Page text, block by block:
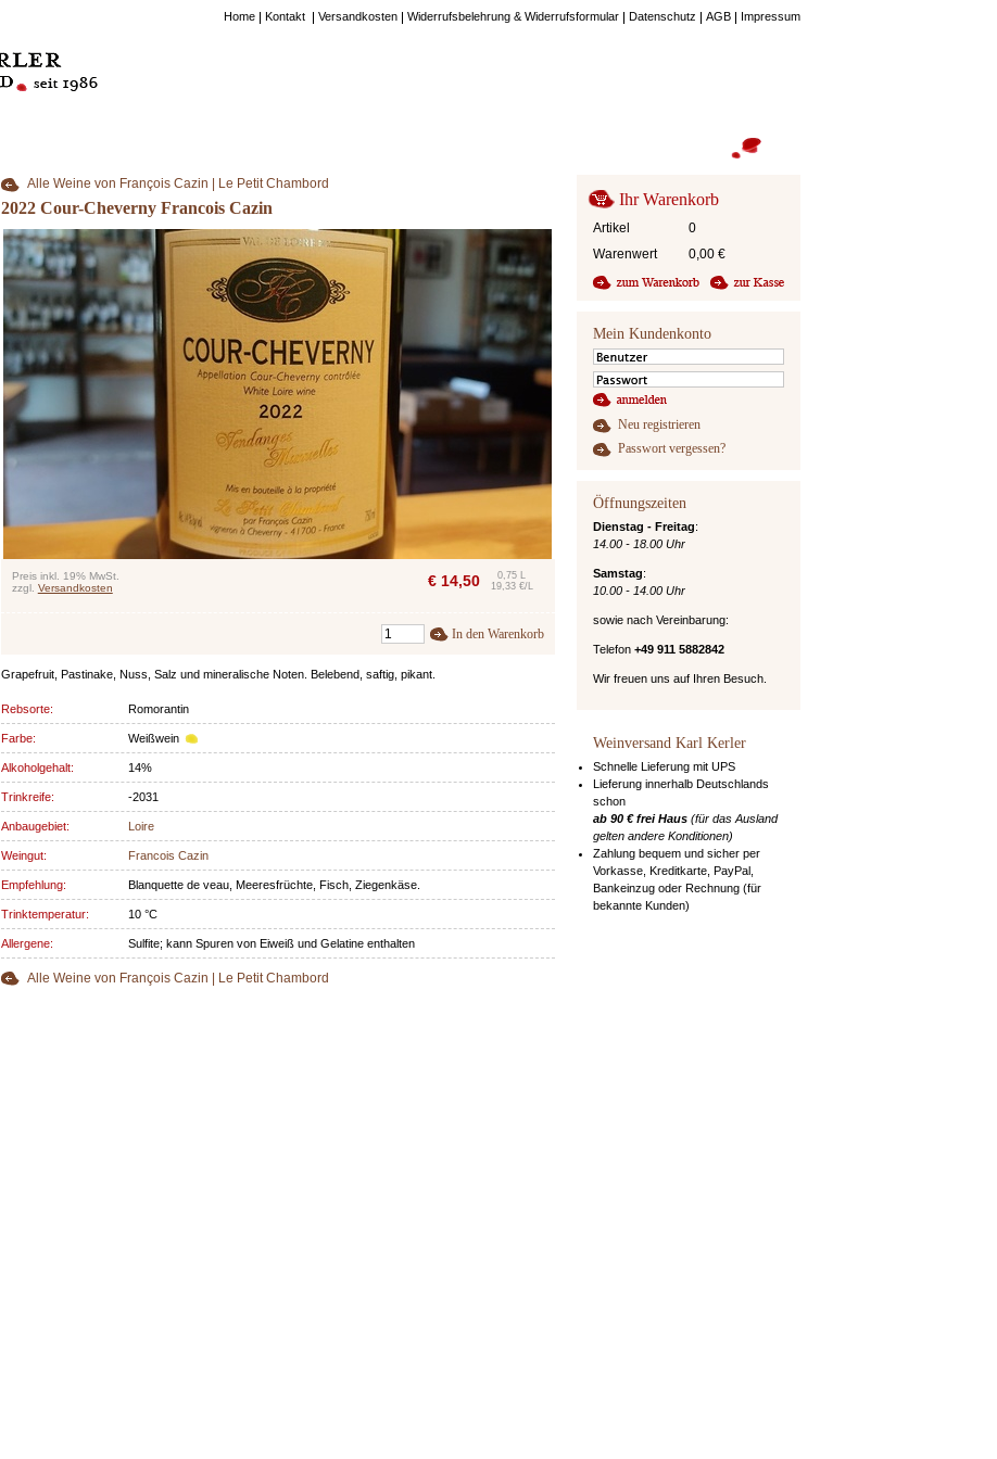
Home Kontakt Versandkosten Widerrufsbelehrung & Widerrufsformular Datenschutz AGB Impressum
Alle Weine von François Cazin | Le Petit Chambord
2022 Cour-Cheverny Francois Cazin
Preis inkl. 19% MwSt.
zzgl. Versandkosten € 14,50
0,75 L
19,33 €/L
In den Warenkorb
Grapefruit, Pastinake, Nuss, Salz und mineralische Noten. Belebend, saftig, pikant.
Rebsorte: Romorantin
Farbe: Weißwein
Alkoholgehalt: 14%
Trinkreife: -2031
Anbaugebiet: Loire
Weingut: Francois Cazin
Empfehlung: Blanquette de veau, Meeresfrüchte, Fisch, Ziegenkäse.
Trinktemperatur: 10 °C
Allergene: Sulfite; kann Spuren von Eiweiß und Gelatine enthalten
Alle Weine von François Cazin | Le Petit Chambord
Ihr Warenkorb
Artikel
0
Warenwert
0,00 €
Mein Kundenkonto
Neu registrieren
Passwort vergessen?
Öffnungszeiten
Dienstag - Freitag:
14.00 - 18.00 Uhr
Samstag:
10.00 - 14.00 Uhr
sowie nach Vereinbarung:
Telefon +49 911 5882842
Wir freuen uns auf Ihren Besuch.
Weinversand Karl Kerler
Schnelle Lieferung mit UPS
Lieferung innerhalb Deutschlands
schon
ab 90 € frei Haus(für das Ausland
gelten andere Konditionen)
Zahlung bequem und sicher per
Vorkasse, Kreditkarte, PayPal,
Bankeinzug oder Rechnung (für
bekannte Kunden)